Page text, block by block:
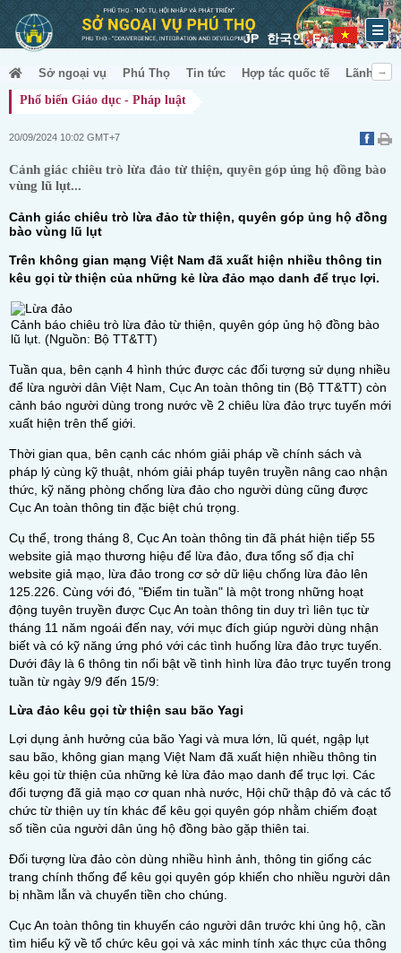
JP 한국인 En
Sở ngoại vụ Phú Thọ Tin tức Hợp tác quốc tế
Lãnh sự
Phổ biến Giáo dục - Pháp luật
20/09/2024 10:02 GMT+7
Cảnh giác chiêu trò lừa đảo từ thiện, quyên góp ủng hộ đồng bào
vùng lũ lụt...
Cảnh giác chiêu trò lừa đảo từ thiện, quyên góp ủng hộ đồng
bào vùng lũ lụt
Trên không gian mạng Việt Nam đã xuất hiện nhiều thông tin
kêu gọi từ thiện của những kẻ lừa đảo mạo danh để trục lợi.
Cảnh báo chiêu trò lừa đảo từ thiện, quyên góp ủng hộ đồng bào
lũ lụt. (Nguồn: Bộ TT&TT)
Tuần qua, bên cạnh 4 hình thức được các đối tượng sử dụng nhiều
để lừa người dân Việt Nam, Cục An toàn thông tin (Bộ TT&TT) còn
cảnh báo người dùng trong nước về 2 chiêu lừa đảo trực tuyến mới
xuất hiện trên thế giới.
Thời gian qua, bên cạnh các nhóm giải pháp về chính sách và
pháp lý cùng kỹ thuật, nhóm giải pháp tuyên truyền nâng cao nhận
thức, kỹ năng phòng chống lừa đảo cho người dùng cũng được
Cục An toàn thông tin đặc biệt chú trọng.
Cụ thể, trong tháng 8, Cục An toàn thông tin đã phát hiện tiếp 55
website giả mạo thương hiệu để lừa đảo, đưa tổng số địa chỉ
website giả mạo, lừa đảo trong cơ sở dữ liệu chống lừa đảo lên
125.226. Cùng với đó, "Điểm tin tuần" là một trong những hoạt
động tuyên truyền được Cục An toàn thông tin duy trì liên tục từ
tháng 11 năm ngoái đến nay, với mục đích giúp người dùng nhận
biết và có kỹ năng ứng phó với các tình huống lừa đảo trực tuyến.
Dưới đây là 6 thông tin nổi bật về tình hình lừa đảo trực tuyến trong
tuần từ ngày 9/9 đến 15/9:
Lừa đảo kêu gọi từ thiện sau bão Yagi
Lợi dụng ảnh hưởng của bão Yagi và mưa lớn, lũ quét, ngập lụt
sau bão, không gian mạng Việt Nam đã xuất hiện nhiều thông tin
kêu gọi từ thiện của những kẻ lừa đảo mạo danh để trục lợi. Các
đối tượng đã giả mạo cơ quan nhà nước, Hội chữ thập đỏ và các tổ
chức từ thiện uy tín khác để kêu gọi quyên góp nhằm chiếm đoạt
số tiền của người dân ủng hộ đồng bào gặp thiên tai.
Đối tượng lừa đảo còn dùng nhiều hình ảnh, thông tin giống các
trang chính thống để kêu gọi quyên góp khiến cho nhiều người dân
bị nhầm lẫn và chuyển tiền cho chúng.
Cục An toàn thông tin khuyến cáo người dân trước khi ủng hộ, cần
tìm hiểu kỹ về tổ chức kêu gọi và xác minh tính xác thực của thông